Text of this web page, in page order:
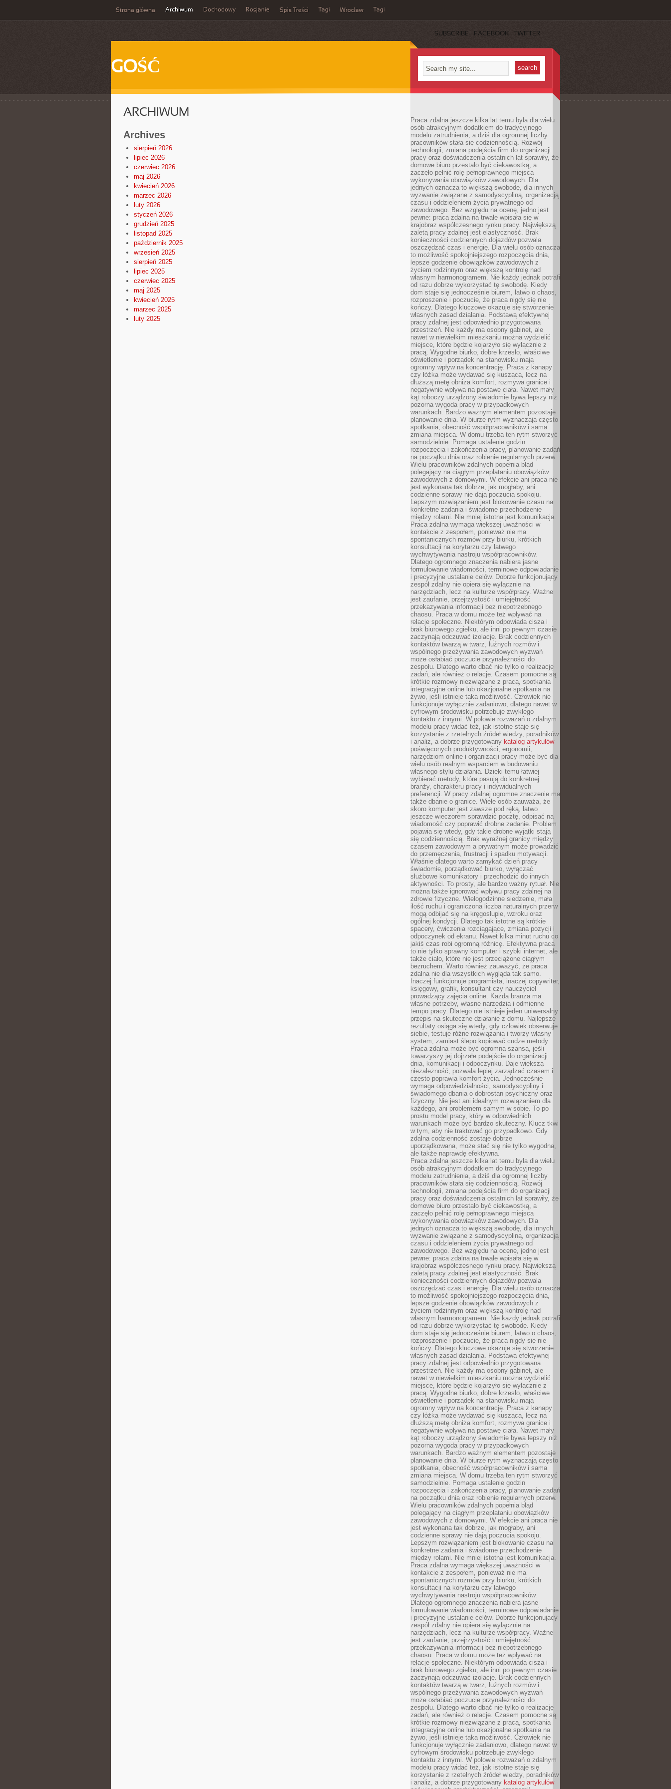
Strona główna Archiwum Dochodowy Rosjanie Spis Treści Tagi Wrocław Tagi
SUBSCRIBE FACEBOOK TWITTER
GOŚĆ
ARCHIWUM
Archives
sierpień 2026
lipiec 2026
czerwiec 2026
maj 2026
kwiecień 2026
marzec 2026
luty 2026
styczeń 2026
grudzień 2025
listopad 2025
październik 2025
wrzesień 2025
sierpień 2025
lipiec 2025
czerwiec 2025
maj 2025
kwiecień 2025
marzec 2025
luty 2025
Praca zdalna jeszcze kilka lat temu była dla wielu
osób atrakcyjnym dodatkiem do tradycyjnego
modelu zatrudnienia, a dziś dla ogromnej liczby
pracowników stała się codziennością. Rozwój
technologii, zmiana podejścia firm do organizacji
pracy oraz doświadczenia ostatnich lat sprawiły, że
domowe biuro przestało być ciekawostką, a
zaczęło pełnić rolę pełnoprawnego miejsca
wykonywania obowiązków zawodowych. Dla
jednych oznacza to większą swobodę, dla innych
wyzwanie związane z samodyscypliną, organizacją
czasu i oddzieleniem życia prywatnego od
zawodowego. Bez względu na ocenę, jedno jest
pewne: praca zdalna na trwałe wpisała się w
krajobraz współczesnego rynku pracy. Największą
zaletą pracy zdalnej jest elastyczność. Brak
konieczności codziennych dojazdów pozwala
oszczędzać czas i energię. Dla wielu osób oznacza
to możliwość spokojniejszego rozpoczęcia dnia,
lepsze godzenie obowiązków zawodowych z
życiem rodzinnym oraz większą kontrolę nad
własnym harmonogramem. Nie każdy jednak potrafi
od razu dobrze wykorzystać tę swobodę. Kiedy
dom staje się jednocześnie biurem, łatwo o chaos,
rozproszenie i poczucie, że praca nigdy się nie
kończy. Dlatego kluczowe okazuje się stworzenie
własnych zasad działania. Podstawą efektywnej
pracy zdalnej jest odpowiednio przygotowana
przestrzeń. Nie każdy ma osobny gabinet, ale
nawet w niewielkim mieszkaniu można wydzielić
miejsce, które będzie kojarzyło się wyłącznie z
pracą. Wygodne biurko, dobre krzesło, właściwe
oświetlenie i porządek na stanowisku mają
ogromny wpływ na koncentrację. Praca z kanapy
czy łóżka może wydawać się kusząca, lecz na
dłuższą metę obniża komfort, rozmywa granice i
negatywnie wpływa na postawę ciała. Nawet mały
kąt roboczy urządzony świadomie bywa lepszy niż
pozorna wygoda pracy w przypadkowych
warunkach. Bardzo ważnym elementem pozostaje
planowanie dnia. W biurze rytm wyznaczają często
spotkania, obecność współpracowników i sama
zmiana miejsca. W domu trzeba ten rytm stworzyć
samodzielnie. Pomaga ustalenie godzin
rozpoczęcia i zakończenia pracy, planowanie zadań
na początku dnia oraz robienie regularnych przerw.
Wielu pracowników zdalnych popełnia błąd
polegający na ciągłym przeplataniu obowiązków
zawodowych z domowymi. W efekcie ani praca nie
jest wykonana tak dobrze, jak mogłaby, ani
codzienne sprawy nie dają poczucia spokoju.
Lepszym rozwiązaniem jest blokowanie czasu na
konkretne zadania i świadome przechodzenie
między rolami. Nie mniej istotna jest komunikacja.
Praca zdalna wymaga większej uważności w
kontakcie z zespołem, ponieważ nie ma
spontanicznych rozmów przy biurku, krótkich
konsultacji na korytarzu czy łatwego
wychwytywania nastroju współpracowników.
Dlatego ogromnego znaczenia nabiera jasne
formułowanie wiadomości, terminowe odpowiadanie
i precyzyjne ustalanie celów. Dobrze funkcjonujący
zespół zdalny nie opiera się wyłącznie na
narzędziach, lecz na kulturze współpracy. Ważne
jest zaufanie, przejrzystość i umiejętność
przekazywania informacji bez niepotrzebnego
chaosu. Praca w domu może też wpływać na
relacje społeczne. Niektórym odpowiada cisza i
brak biurowego zgiełku, ale inni po pewnym czasie
zaczynają odczuwać izolację. Brak codziennych
kontaktów twarzą w twarz, luźnych rozmów i
wspólnego przeżywania zawodowych wyzwań
może osłabiać poczucie przynależności do
zespołu. Dlatego warto dbać nie tylko o realizację
zadań, ale również o relacje. Czasem pomocne są
krótkie rozmowy niezwiązane z pracą, spotkania
integracyjne online lub okazjonalne spotkania na
żywo, jeśli istnieje taka możliwość. Człowiek nie
funkcjonuje wyłącznie zadaniowo, dlatego nawet w
cyfrowym środowisku potrzebuje zwykłego
kontaktu z innymi. W połowie rozważań o zdalnym
modelu pracy widać też, jak istotne staje się
korzystanie z rzetelnych źródeł wiedzy, poradników
i analiz, a dobrze przygotowany katalog artykułów
poświęconych produktywności, ergonomii,
narzędziom online i organizacji pracy może być dla
wielu osób realnym wsparciem w budowaniu
własnego stylu działania. Dzięki temu łatwiej
wybierać metody, które pasują do konkretnej
branży, charakteru pracy i indywidualnych
preferencji. W pracy zdalnej ogromne znaczenie ma
także dbanie o granice. Wiele osób zauważa, że
skoro komputer jest zawsze pod ręką, łatwo
jeszcze wieczorem sprawdzić pocztę, odpisać na
wiadomość czy poprawić drobne zadanie. Problem
pojawia się wtedy, gdy takie drobne wyjątki stają
się codziennością. Brak wyraźnej granicy między
czasem zawodowym a prywatnym może prowadzić
do przemęczenia, frustracji i spadku motywacji.
Właśnie dlatego warto zamykać dzień pracy
świadomie, porządkować biurko, wyłączać
służbowe komunikatory i przechodzić do innych
aktywności. To prosty, ale bardzo ważny rytuał. Nie
można także ignorować wpływu pracy zdalnej na
zdrowie fizyczne. Wielogodzinne siedzenie, mała
ilość ruchu i ograniczona liczba naturalnych przerw
mogą odbijać się na kręgosłupie, wzroku oraz
ogólnej kondycji. Dlatego tak istotne są krótkie
spacery, ćwiczenia rozciągające, zmiana pozycji i
odpoczynek od ekranu. Nawet kilka minut ruchu co
jakiś czas robi ogromną różnicę. Efektywna praca
to nie tylko sprawny komputer i szybki internet, ale
także ciało, które nie jest przeciążone ciągłym
bezruchem. Warto również zauważyć, że praca
zdalna nie dla wszystkich wygląda tak samo.
Inaczej funkcjonuje programista, inaczej copywriter,
księgowy, grafik, konsultant czy nauczyciel
prowadzący zajęcia online. Każda branża ma
własne potrzeby, własne narzędzia i odmienne
tempo pracy. Dlatego nie istnieje jeden uniwersalny
przepis na skuteczne działanie z domu. Najlepsze
rezultaty osiąga się wtedy, gdy człowiek obserwuje
siebie, testuje różne rozwiązania i tworzy własny
system, zamiast ślepo kopiować cudze metody.
Praca zdalna może być ogromną szansą, jeśli
towarzyszy jej dojrzałe podejście do organizacji
dnia, komunikacji i odpoczynku. Daje większą
niezależność, pozwala lepiej zarządzać czasem i
często poprawia komfort życia. Jednocześnie
wymaga odpowiedzialności, samodyscypliny i
świadomego dbania o dobrostan psychiczny oraz
fizyczny. Nie jest ani idealnym rozwiązaniem dla
każdego, ani problemem samym w sobie. To po
prostu model pracy, który w odpowiednich
warunkach może być bardzo skuteczny. Klucz tkwi
w tym, aby nie traktować go przypadkowo. Gdy
zdalna codzienność zostaje dobrze
uporządkowana, może stać się nie tylko wygodna,
ale także naprawdę efektywna.
Praca zdalna jeszcze kilka lat temu była dla wielu
osób atrakcyjnym dodatkiem do tradycyjnego
modelu zatrudnienia, a dziś dla ogromnej liczby
pracowników stała się codziennością. Rozwój
technologii, zmiana podejścia firm do organizacji
pracy oraz doświadczenia ostatnich lat sprawiły, że
domowe biuro przestało być ciekawostką, a
zaczęło pełnić rolę pełnoprawnego miejsca
wykonywania obowiązków zawodowych. Dla
jednych oznacza to większą swobodę, dla innych
wyzwanie związane z samodyscypliną, organizacją
czasu i oddzieleniem życia prywatnego od
zawodowego. Bez względu na ocenę, jedno jest
pewne: praca zdalna na trwałe wpisała się w
krajobraz współczesnego rynku pracy. Największą
zaletą pracy zdalnej jest elastyczność. Brak
konieczności codziennych dojazdów pozwala
oszczędzać czas i energię. Dla wielu osób oznacza
to możliwość spokojniejszego rozpoczęcia dnia,
lepsze godzenie obowiązków zawodowych z
życiem rodzinnym oraz większą kontrolę nad
własnym harmonogramem. Nie każdy jednak potrafi
od razu dobrze wykorzystać tę swobodę. Kiedy
dom staje się jednocześnie biurem, łatwo o chaos,
rozproszenie i poczucie, że praca nigdy się nie
kończy. Dlatego kluczowe okazuje się stworzenie
własnych zasad działania. Podstawą efektywnej
pracy zdalnej jest odpowiednio przygotowana
przestrzeń. Nie każdy ma osobny gabinet, ale
nawet w niewielkim mieszkaniu można wydzielić
miejsce, które będzie kojarzyło się wyłącznie z
pracą. Wygodne biurko, dobre krzesło, właściwe
oświetlenie i porządek na stanowisku mają
ogromny wpływ na koncentrację. Praca z kanapy
czy łóżka może wydawać się kusząca, lecz na
dłuższą metę obniża komfort, rozmywa granice i
negatywnie wpływa na postawę ciała. Nawet mały
kąt roboczy urządzony świadomie bywa lepszy niż
pozorna wygoda pracy w przypadkowych
warunkach. Bardzo ważnym elementem pozostaje
planowanie dnia. W biurze rytm wyznaczają często
spotkania, obecność współpracowników i sama
zmiana miejsca. W domu trzeba ten rytm stworzyć
samodzielnie. Pomaga ustalenie godzin
rozpoczęcia i zakończenia pracy, planowanie zadań
na początku dnia oraz robienie regularnych przerw.
Wielu pracowników zdalnych popełnia błąd
polegający na ciągłym przeplataniu obowiązków
zawodowych z domowymi. W efekcie ani praca nie
jest wykonana tak dobrze, jak mogłaby, ani
codzienne sprawy nie dają poczucia spokoju.
Lepszym rozwiązaniem jest blokowanie czasu na
konkretne zadania i świadome przechodzenie
między rolami. Nie mniej istotna jest komunikacja.
Praca zdalna wymaga większej uważności w
kontakcie z zespołem, ponieważ nie ma
spontanicznych rozmów przy biurku, krótkich
konsultacji na korytarzu czy łatwego
wychwytywania nastroju współpracowników.
Dlatego ogromnego znaczenia nabiera jasne
formułowanie wiadomości, terminowe odpowiadanie
i precyzyjne ustalanie celów. Dobrze funkcjonujący
zespół zdalny nie opiera się wyłącznie na
narzędziach, lecz na kulturze współpracy. Ważne
jest zaufanie, przejrzystość i umiejętność
przekazywania informacji bez niepotrzebnego
chaosu. Praca w domu może też wpływać na
relacje społeczne. Niektórym odpowiada cisza i
brak biurowego zgiełku, ale inni po pewnym czasie
zaczynają odczuwać izolację. Brak codziennych
kontaktów twarzą w twarz, luźnych rozmów i
wspólnego przeżywania zawodowych wyzwań
może osłabiać poczucie przynależności do
zespołu. Dlatego warto dbać nie tylko o realizację
zadań, ale również o relacje. Czasem pomocne są
krótkie rozmowy niezwiązane z pracą, spotkania
integracyjne online lub okazjonalne spotkania na
żywo, jeśli istnieje taka możliwość. Człowiek nie
funkcjonuje wyłącznie zadaniowo, dlatego nawet w
cyfrowym środowisku potrzebuje zwykłego
kontaktu z innymi. W połowie rozważań o zdalnym
modelu pracy widać też, jak istotne staje się
korzystanie z rzetelnych źródeł wiedzy, poradników
i analiz, a dobrze przygotowany katalog artykułów